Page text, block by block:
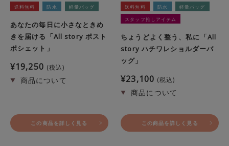
送料無料 防水 軽量バッグ
あなたの毎日に小さなときめ
きを届ける「All story ポスト
ポシェット」
¥19,250 税込
この商品を詳しく見る
送料無料 防水
軽量バッグ
スタッフ推しアイテム
ちょうどよく整う、私に「All
story ハチワレショルダーバ
ッグ」
¥23,100 税込
この商品を詳しく見る